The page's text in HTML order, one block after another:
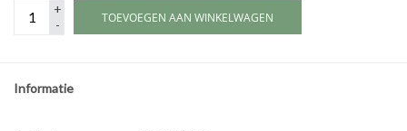
Relatiegeschenken |
+
-
TOEVOEGEN AAN WINKELWAGEN
Informatie